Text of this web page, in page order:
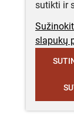
sutikti ir
slapukų